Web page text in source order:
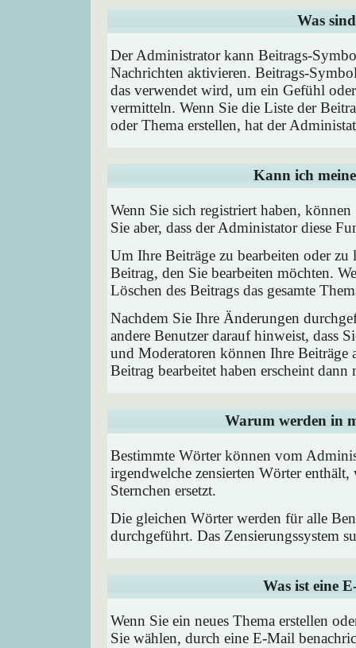
Was
Der Administrator kann Beitrags-
Nachrichten aktivieren. Beitrags-
das verwendet wird, um ein Gefühl
vermitteln. Wenn Sie die Liste der
oder Thema erstellen, hat der
Kann ich
Wenn Sie sich registriert haben,
Sie aber, dass der Administator diese
Um Ihre Beiträge zu bearbeiten oder
Beitrag, den Sie bearbeiten möchten.
Löschen des Beitrags das gesamte
Nachdem Sie Ihre Änderungen
andere Benutzer darauf hinweist, dass
und Moderatoren können Ihre Beiträge
Beitrag bearbeitet haben erscheint
Warum werden in
Bestimmte Wörter können vom
irgendwelche zensierten Wörter
Sternchen ersetzt.
Die gleichen Wörter werden für alle
durchgeführt. Das Zensierungssystem
Was ist eine
Wenn Sie ein neues Thema erstellen
Sie wählen, durch eine E-Mail